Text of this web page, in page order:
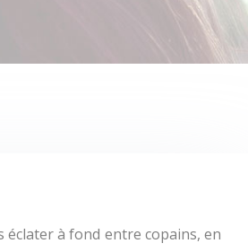
éclater à fond entre copains, en